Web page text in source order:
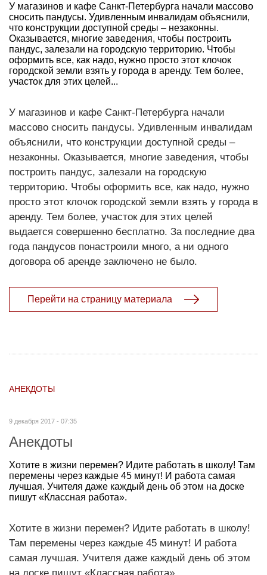
У магазинов и кафе Санкт-Петербурга начали массово
сносить пандусы. Удивленным инвалидам объяснили,
что конструкции доступной среды – незаконны.
Оказывается, многие заведения, чтобы построить
пандус, залезали на городскую территорию. Чтобы
оформить все, как надо, нужно просто этот клочок
городской земли взять у города в аренду. Тем более,
участок для этих целей...
У магазинов и кафе Санкт-Петербурга начали
массово сносить пандусы. Удивленным инвалидам
объяснили, что конструкции доступной среды –
незаконны. Оказывается, многие заведения, чтобы
построить пандус, залезали на городскую
территорию. Чтобы оформить все, как надо, нужно
просто этот клочок городской земли взять у города в
аренду. Тем более, участок для этих целей
выдается совершенно бесплатно. За последние два
года пандусов понастроили много, а ни одного
договора об аренде заключено не было.
Перейти на страницу материала
АНЕКДОТЫ
9 декабря 2017 - 07:35
Анекдоты
Хотите в жизни перемен? Идите работать в школу! Там
перемены через каждые 45 минут! И работа самая
лучшая. Учителя даже каждый день об этом на доске
пишут «Классная работа».
Хотите в жизни перемен? Идите работать в школу!
Там перемены через каждые 45 минут! И работа
самая лучшая. Учителя даже каждый день об этом
на доске пишут «Классная работа».